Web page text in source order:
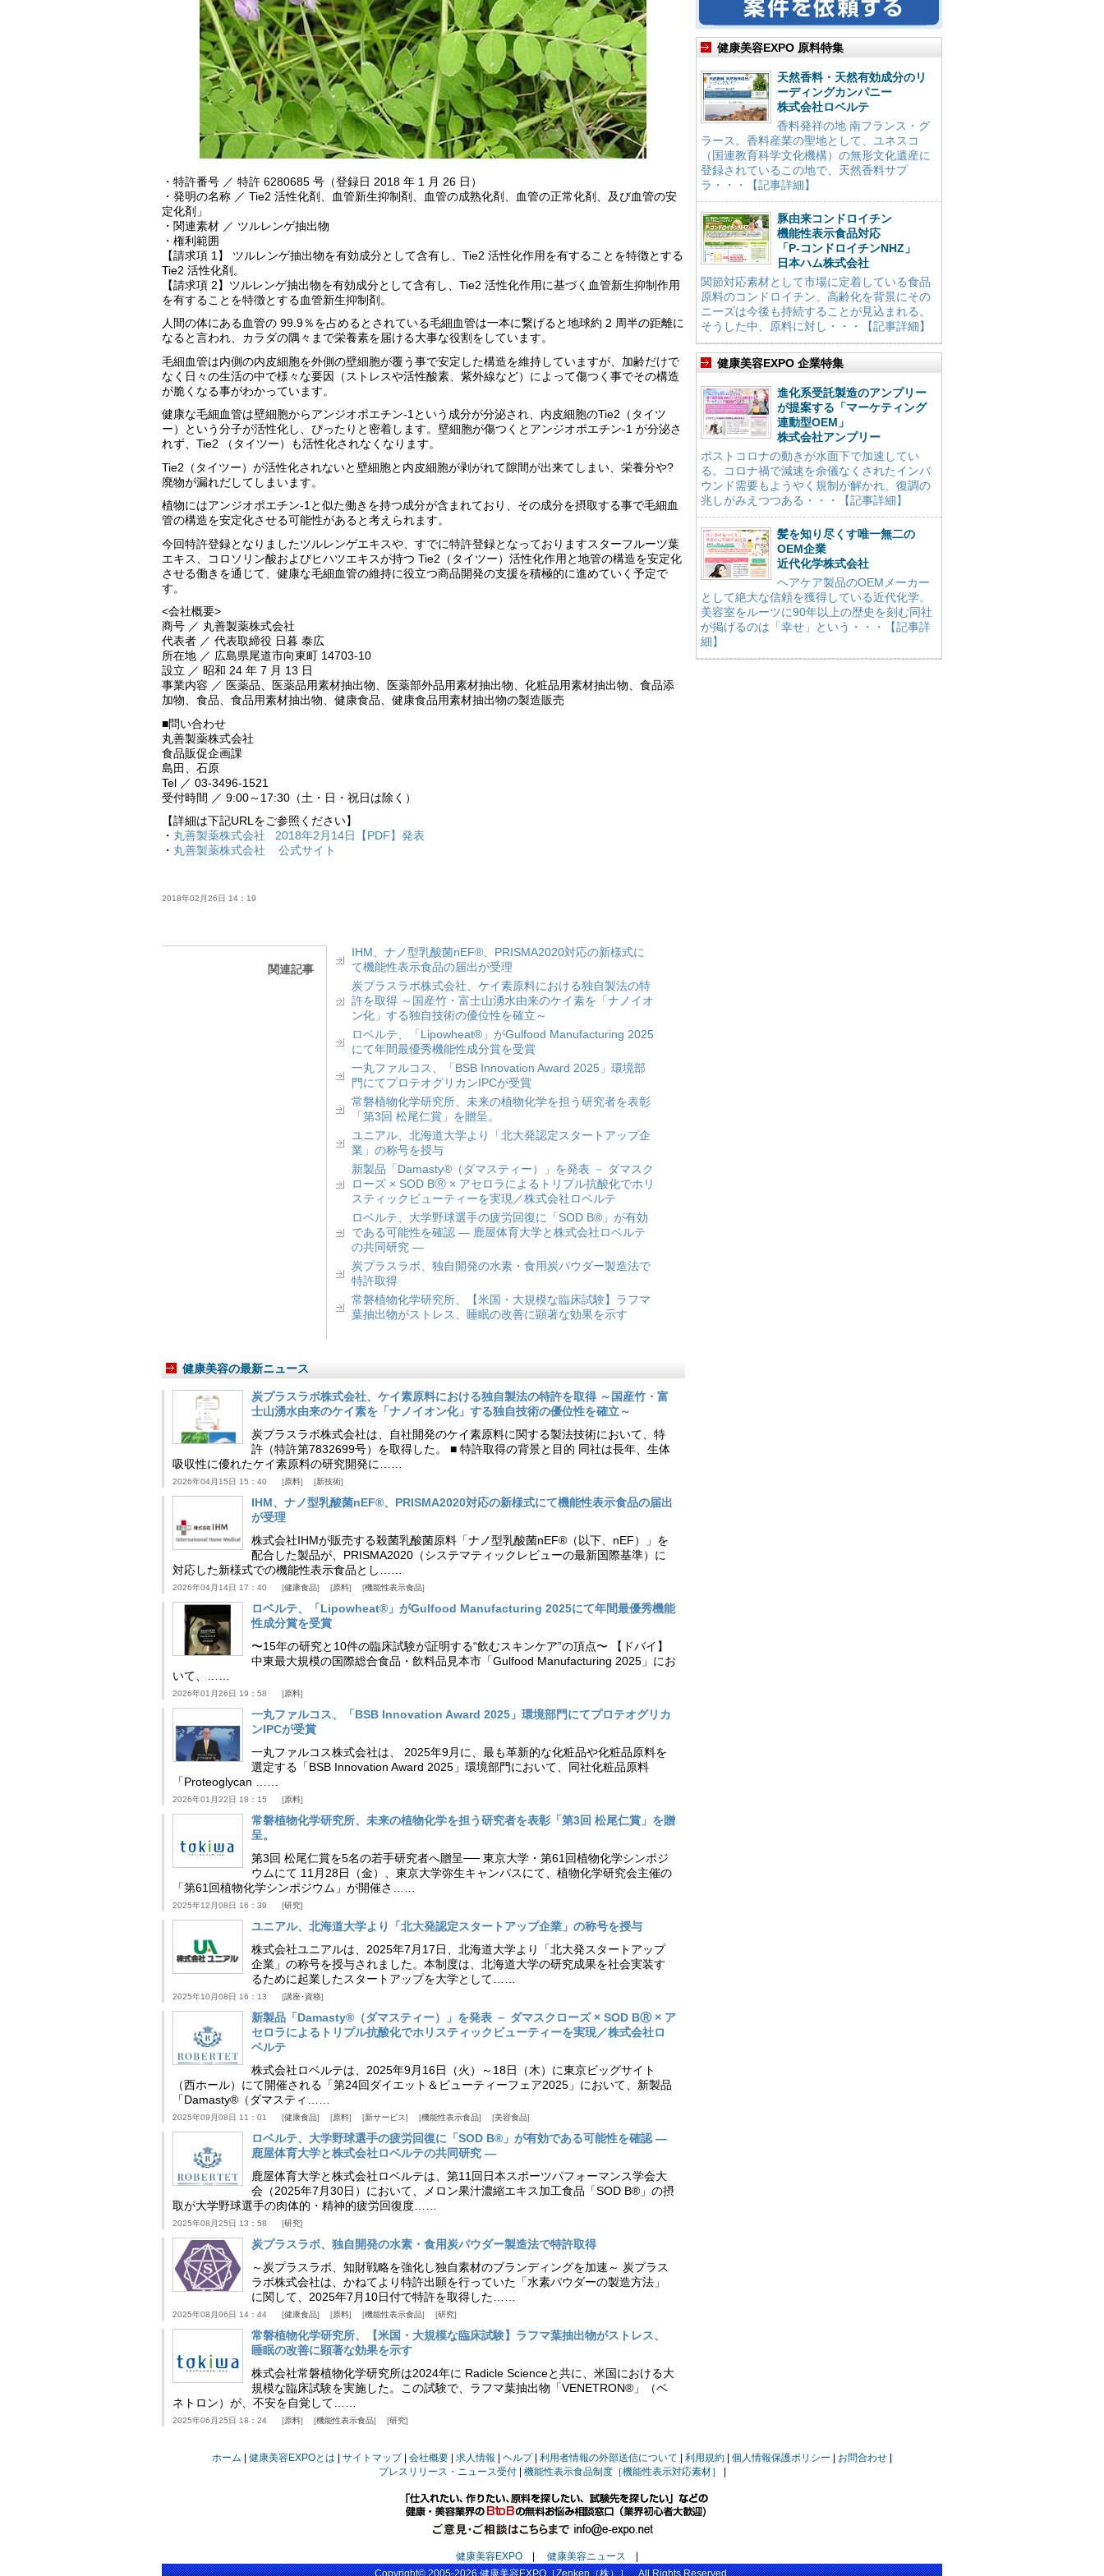
・特許番号 ／ 特許 6280685 号（登録日 2018 年 1 月 26 日）
・発明の名称 ／ Tie2 活性化剤、血管新生抑制剤、血管の成熟化剤、血管の正常化剤、及び血管の安
定化剤」
・関連素材 ／ ツルレンゲ抽出物
・権利範囲
【請求項 1】 ツルレンゲ抽出物を有効成分として含有し、Tie2 活性化作用を有することを特徴とする
Tie2 活性化剤。
【請求項 2】ツルレンゲ抽出物を有効成分として含有し、Tie2 活性化作用に基づく血管新生抑制作用
を有することを特徴とする血管新生抑制剤。
人間の体にある血管の 99.9％を占めるとされている毛細血管は一本に繋げると地球約 2 周半の距離に
なると言われ、カラダの隅々まで栄養素を届ける大事な役割をしています。
毛細血管は内側の内皮細胞を外側の壁細胞が覆う事で安定した構造を維持していますが、加齢だけで
なく日々の生活の中で様々な要因（ストレスや活性酸素、紫外線など）によって傷つく事でその構造
が脆くなる事がわかっています。
健康な毛細血管は壁細胞からアンジオポエチン-1という成分が分泌され、内皮細胞のTie2（タイツ
ー）という分子が活性化し、ぴったりと密着します。壁細胞が傷つくとアンジオポエチン-1 が分泌さ
れず、Tie2 （タイツー）も活性化されなくなります。
Tie2（タイツー）が活性化されないと壁細胞と内皮細胞が剥がれて隙間が出来てしまい、栄養分や?
廃物が漏れだしてしまいます。
植物にはアンジオポエチン-1と似た働きを持つ成分が含まれており、その成分を摂取する事で毛細血
管の構造を安定化させる可能性があると考えられます。
今回特許登録となりましたツルレンゲエキスや、すでに特許登録となっておりますスターフルーツ葉
エキス、コロソリン酸およびヒハツエキスが持つ Tie2（タイツー）活性化作用と地管の構造を安定化
させる働きを通じて、健康な毛細血管の維持に役立つ商品開発の支援を積極的に進めていく予定で
す。
<会社概要>
商号 ／ 丸善製薬株式会社
代表者 ／ 代表取締役 日暮 泰広
所在地 ／ 広島県尾道市向東町 14703-10
設立 ／ 昭和 24 年 7 月 13 日
事業内容 ／ 医薬品、医薬品用素材抽出物、医薬部外品用素材抽出物、化粧品用素材抽出物、食品添
加物、食品、食品用素材抽出物、健康食品、健康食品用素材抽出物の製造販売
■問い合わせ
丸善製薬株式会社
食品販促企画課
島田、石原
Tel ／ 03-3496-1521
受付時間 ／ 9:00～17:30（土・日・祝日は除く）
【詳細は下記URLをご参照ください】
・ 丸善製薬株式会社 2018年2月14日【PDF】発表
・ 丸善製薬株式会社 公式サイト
2018年02月26日 14：19
関連記事
IHM、ナノ型乳酸菌nEF®、PRISMA2020対応の新様式に
て機能性表示食品の届出が受理
炭プラスラボ株式会社、ケイ素原料における独自製法の特
許を取得 ～国産竹・富士山湧水由来のケイ素を「ナノイオ
ン化」する独自技術の優位性を確立～
ロベルテ、「Lipowheat®」がGulfood Manufacturing 2025
にて年間最優秀機能性成分賞を受賞
一丸ファルコス、「BSB Innovation Award 2025」環境部
門にてプロテオグリカンIPCが受賞
常磐植物化学研究所、未来の植物化学を担う研究者を表彰
「第3回 松尾仁賞」を贈呈。
ユニアル、北海道大学より「北大発認定スタートアップ企
業」の称号を授与
新製品「Damasty®（ダマスティー）」を発表 － ダマスク
ローズ × SOD BⓇ × アセロラによるトリプル抗酸化でホリ
スティックビューティーを実現／株式会社ロベルテ
ロベルテ、大学野球選手の疲労回復に「SOD B®」が有効
である可能性を確認 ― 鹿屋体育大学と株式会社ロベルテ
の共同研究 ―
炭プラスラボ、独自開発の水素・食用炭パウダー製造法で
特許取得
常磐植物化学研究所、【米国・大規模な臨床試験】ラフマ
葉抽出物がストレス、睡眠の改善に顕著な効果を示す
健康美容の最新ニュース
炭プラスラボ株式会社、ケイ素原料における独自製法の特許を取得 ～国産竹・富
士山湧水由来のケイ素を「ナノイオン化」する独自技術の優位性を確立～
炭プラスラボ株式会社は、自社開発のケイ素原料に関する製法技術において、特
許（特許第7832699号）を取得した。 ■ 特許取得の背景と目的 同社は長年、生体
吸収性に優れたケイ素原料の研究開発に……
2026年04月15日 15：40 原料 新技術
IHM、ナノ型乳酸菌nEF®、PRISMA2020対応の新様式にて機能性表示食品の届出
が受理
株式会社IHMが販売する殺菌乳酸菌原料「ナノ型乳酸菌nEF®（以下、nEF）」を
配合した製品が、PRISMA2020（システマティックレビューの最新国際基準）に
対応した新様式での機能性表示食品とし……
2026年04月14日 17：40 健康食品 原料 機能性表示食品
ロベルテ、「Lipowheat®」がGulfood Manufacturing 2025にて年間最優秀機能
性成分賞を受賞
〜15年の研究と10件の臨床試験が証明する“飲むスキンケア”の頂点〜 【ドバイ】
中東最大規模の国際総合食品・飲料品見本市「Gulfood Manufacturing 2025」にお
いて、……
2026年01月26日 19：58 原料
一丸ファルコス、「BSB Innovation Award 2025」環境部門にてプロテオグリカ
ンIPCが受賞
一丸ファルコス株式会社は、 2025年9月に、最も革新的な化粧品や化粧品原料を
選定する「BSB Innovation Award 2025」環境部門において、同社化粧品原料
「Proteoglycan ……
2026年01月22日 18：15 原料
常磐植物化学研究所、未来の植物化学を担う研究者を表彰「第3回 松尾仁賞」を贈
呈。
第3回 松尾仁賞を5名の若手研究者へ贈呈── 東京大学・第61回植物化学シンポジ
ウムにて 11月28日（金）、東京大学弥生キャンパスにて、植物化学研究会主催の
「第61回植物化学シンポジウム」が開催さ……
2025年12月08日 16：39 研究
ユニアル、北海道大学より「北大発認定スタートアップ企業」の称号を授与
株式会社ユニアルは、2025年7月17日、北海道大学より「北大発スタートアップ
企業」の称号を授与されました。本制度は、北海道大学の研究成果を社会実装す
るために起業したスタートアップを大学として……
2025年10月08日 16：13 講座･資格
新製品「Damasty®（ダマスティー）」を発表 － ダマスクローズ × SOD BⓇ × ア
セロラによるトリプル抗酸化でホリスティックビューティーを実現／株式会社ロ
ベルテ
株式会社ロベルテは、2025年9月16日（火）～18日（木）に東京ビッグサイト
（西ホール）にて開催される「第24回ダイエット＆ビューティーフェア2025」において、新製品
「Damasty®（ダマスティ……
2025年09月08日 11：01 健康食品 原料 新サービス 機能性表示食品 美容食品
ロベルテ、大学野球選手の疲労回復に「SOD B®」が有効である可能性を確認 ―
鹿屋体育大学と株式会社ロベルテの共同研究 ―
鹿屋体育大学と株式会社ロベルテは、第11回日本スポーツパフォーマンス学会大
会（2025年7月30日）において、メロン果汁濃縮エキス加工食品「SOD B®」の摂
取が大学野球選手の肉体的・精神的疲労回復度……
2025年08月25日 13：58 研究
炭プラスラボ、独自開発の水素・食用炭パウダー製造法で特許取得
～炭プラスラボ、知財戦略を強化し独自素材のブランディングを加速～ 炭プラス
ラボ株式会社は、かねてより特許出願を行っていた「水素パウダーの製造方法」
に関して、2025年7月10日付で特許を取得した……
2025年08月06日 14：44 健康食品 原料 機能性表示食品 研究
常磐植物化学研究所、【米国・大規模な臨床試験】ラフマ葉抽出物がストレス、
睡眠の改善に顕著な効果を示す
株式会社常磐植物化学研究所は2024年に Radicle Scienceと共に、米国における大
規模な臨床試験を実施した。この試験で、ラフマ葉抽出物「VENETRON®」（ベ
ネトロン）が、不安を自覚して……
2025年06月25日 18：24 原料 機能性表示食品 研究
健康美容EXPO 原料特集
天然香料・天然有効成分のリ
ーディングカンパニー
株式会社ロベルテ
香料発祥の地 南フランス・グ
ラース。香料産業の聖地として、ユネスコ
（国連教育科学文化機構）の無形文化遺産に
登録されているこの地で、天然香料サプ
ラ・・・【記事詳細】
豚由来コンドロイチン
機能性表示食品対応
「P-コンドロイチンNHZ」
日本ハム株式会社
関節対応素材として市場に定着している食品
原料のコンドロイチン。高齢化を背景にその
ニーズは今後も持続することが見込まれる。
そうした中、原料に対し・・・【記事詳細】
健康美容EXPO 企業特集
進化系受託製造のアンプリー
が提案する「マーケティング
連動型OEM」
株式会社アンプリー
ポストコロナの動きが水面下で加速してい
る。コロナ禍で減速を余儀なくされたインバ
ウンド需要もようやく規制が解かれ、復調の
兆しがみえつつある・・・【記事詳細】
髪を知り尽くす唯一無二の
OEM企業
近代化学株式会社
ヘアケア製品のOEMメーカー
として絶大な信頼を獲得している近代化学。
美容室をルーツに90年以上の歴史を刻む同社
が掲げるのは「幸せ」という・・・【記事詳
細】
ホーム 健康美容EXPOとは サイトマップ 会社概要 求人情報 ヘルプ 利用者情報の外部送信について 利用規約 個人情報保護ポリシー
お問合わせ
プレスリリース・ニュース受付
機能性表示食品制度［機能性表示対応素材］
健康美容EXPO 健康美容ニュース
Copyright© 2005-2026健康美容EXPO［Zenken（株）］ All Rights Reserved.